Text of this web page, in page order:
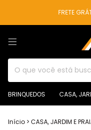
FRETE
BRINQUEDOS CASA,
Início > CASA, JARDIM E